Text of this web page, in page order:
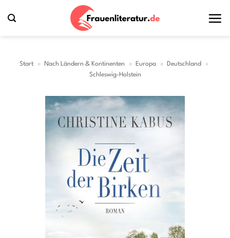
Inhalt
Start » Nach Ländern & Kontinenten » Europa » Deutschland
»
Schleswig-Holstein